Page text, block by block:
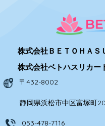
株式会社ＢＥＴＯＨＡＳ
株式会社ベトハスリカー
〒432-8002
静岡県浜松市中区富塚町
053-478-7116